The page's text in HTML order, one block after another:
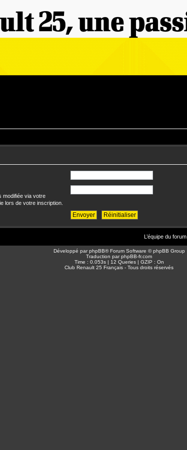
modifiée via votre
lors de votre inscription.
L’équipe du forum
Développé parphpBB® Forum Software © phpBB Group
Traduction parphpBB-fr.com
Time : 0.053s | 12 Queries | GZIP : On
Club Renault 25 Français - Tous droits réservés